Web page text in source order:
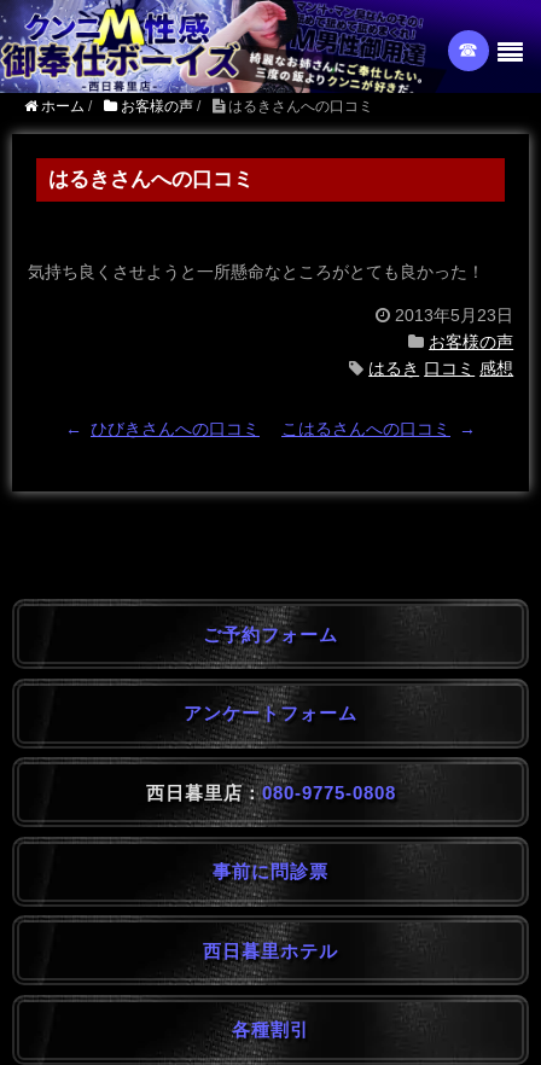
☎︎
ホーム / お客様の声 / はるきさんへの口コミ
はるきさんへの口コミ
気持ち良くさせようと一所懸命なところがとても良かった！
2013年5月23日
お客様の声
はるき 口コミ 感想
← ひびきさんへの口コミ こはるさんへの口コミ →
ご予約フォーム
アンケートフォーム
西日暮里店：080-9775-0808
事前に問診票
西日暮里ホテル
各種割引